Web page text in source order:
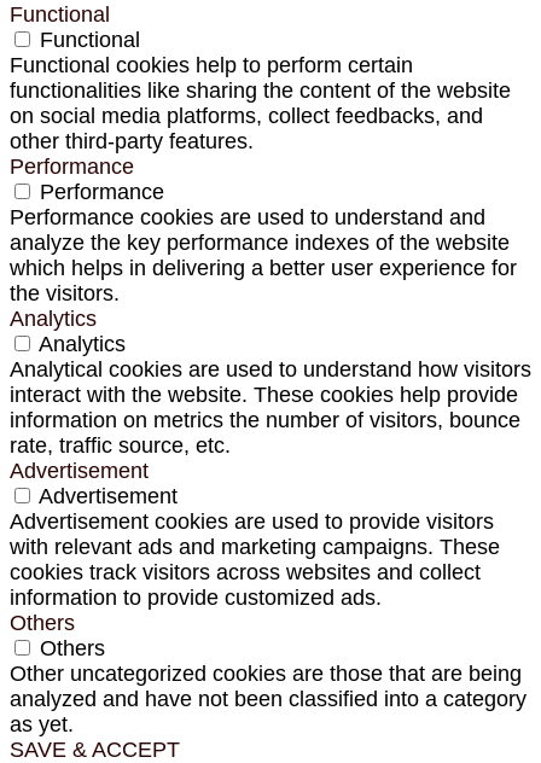
Functional
Functional
Functional cookies help to perform certain
functionalities like sharing the content of the website
on social media platforms, collect feedbacks, and
other third-party features.
Performance
Performance
Performance cookies are used to understand and
analyze the key performance indexes of the website
which helps in delivering a better user experience for
the visitors.
Analytics
Analytics
Analytical cookies are used to understand how visitors
interact with the website. These cookies help provide
information on metrics the number of visitors, bounce
rate, traffic source, etc.
Advertisement
Advertisement
Advertisement cookies are used to provide visitors
with relevant ads and marketing campaigns. These
cookies track visitors across websites and collect
information to provide customized ads.
Others
Others
Other uncategorized cookies are those that are being
analyzed and have not been classified into a category
as yet.
SAVE & ACCEPT